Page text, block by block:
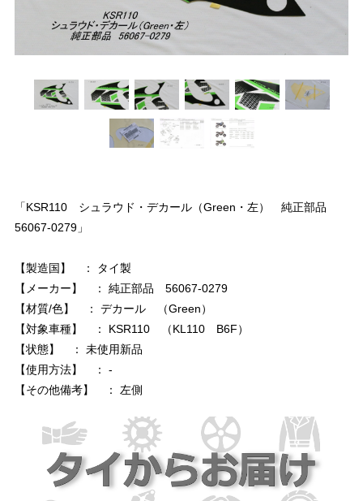
「KSR110 シュラウド・デカール（Green・左） 純正部品
56067-0279」
【製造国】 ： タイ製
【メーカー】 ： 純正部品 56067-0279
【材質/色】 ： デカール （Green）
【対象車種】 ： KSR110 （KL110 B6F）
【状態】 ： 未使用新品
【使用方法】 ： -
【その他備考】 ： 左側